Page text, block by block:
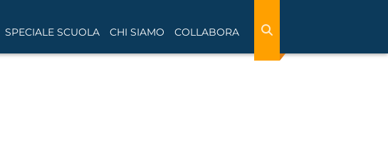
SPECIALE SCUOLA CHI SIAMO COLLABORA